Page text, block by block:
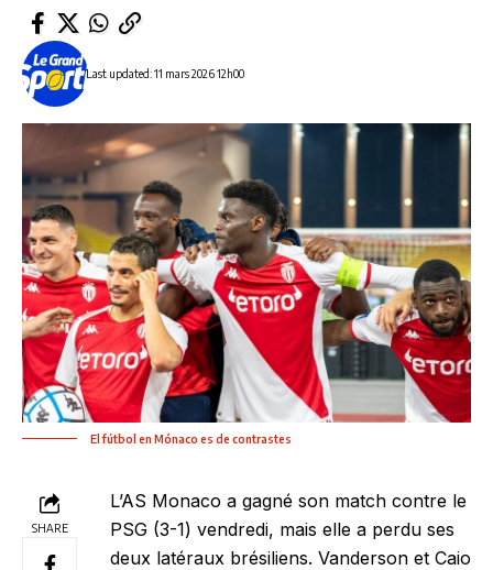
Last updated: 11 mars 2026 12h00
El fútbol en Mónaco es de contrastes
SHARE
L’AS Monaco a gagné son match contre le
PSG (3-1) vendredi, mais elle a perdu ses
deux latéraux brésiliens. Vanderson et Caio